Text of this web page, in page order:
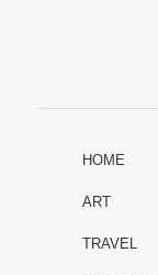
HOME
ART
TRAVEL